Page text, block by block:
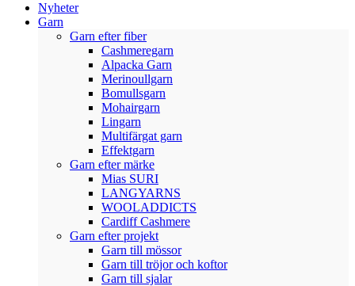
Nyheter
Garn
Garn efter fiber
Cashmeregarn
Alpacka Garn
Merinoullgarn
Bomullsgarn
Mohairgarn
Lingarn
Multifärgat garn
Effektgarn
Garn efter märke
Mias SURI
LANGYARNS
WOOLADDICTS
Cardiff Cashmere
Garn efter projekt
Garn till mössor
Garn till tröjor och koftor
Garn till sjalar